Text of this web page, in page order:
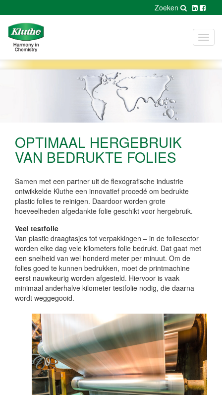
Zoeken
OPTIMAAL HERGEBRUIK
VAN BEDRUKTE FOLIES
Samen met een partner uit de flexografische industrie
ontwikkelde Kluthe een innovatief procedé om bedrukte
plastic folies te reinigen. Daardoor worden grote
hoeveelheden afgedankte folie geschikt voor hergebruik.
Veel testfolie
Van plastic draagtasjes tot verpakkingen – in de foliesector
worden elke dag vele kilometers folie bedrukt. Dat gaat met
een snelheid van wel honderd meter per minuut. Om de
folies goed te kunnen bedrukken, moet de printmachine
eerst nauwkeurig worden afgesteld. Hiervoor is vaak
minimaal anderhalve kilometer testfolie nodig, die daarna
wordt weggegooid.